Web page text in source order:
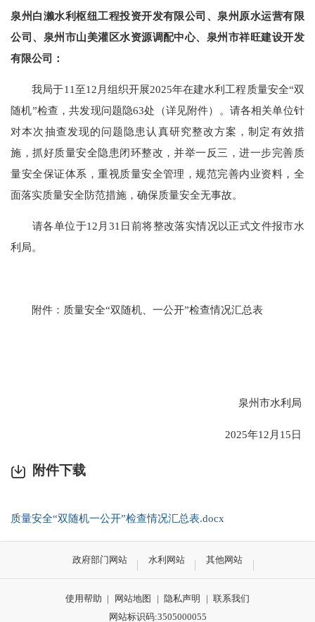
泉州白濑水利枢纽工程投资开发有限公司、泉州原水运营有限
公司、泉州市山美灌区水资源调配中心、泉州市祥旺建设开发
有限公司：
我局于11至12 月组织开展2025年在建水利工程质量安全“双
随机”检查，共发现问题隐63处（详见附件）。请各相关单位针
对本次抽查发现的问题隐患认真研究整改方案，制定有效措
施，抓好质量安全隐患闭环整改，并举一反三，进一步完善质
量安全保证体系，重视质量安全管理，规范完善内业资料，全
面落实质量安全防范措施，确保质量安全无事故。
请各单位于12 月 31 日前将整改落实情况以正式文件报市水
利局。
附件： 质量安全“双随机、一公开”检查情况汇总表
泉州市水利局
2025年12 月 15日
附件下载
质量安全“双随机一公开”检查情况汇总表.docx
政府部门网站 水利网站 其他网站
使用帮助 | 网站地图 | 隐私声明 | 联系我们
网站标识码:3505000055